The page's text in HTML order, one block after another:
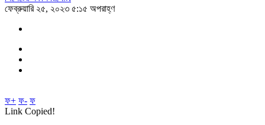
ফেব্রুয়ারি ২৫, ২০২৩ ৫:১৫ অপরাহ্ণ
ফ+ ফ- ফ
Link Copied!